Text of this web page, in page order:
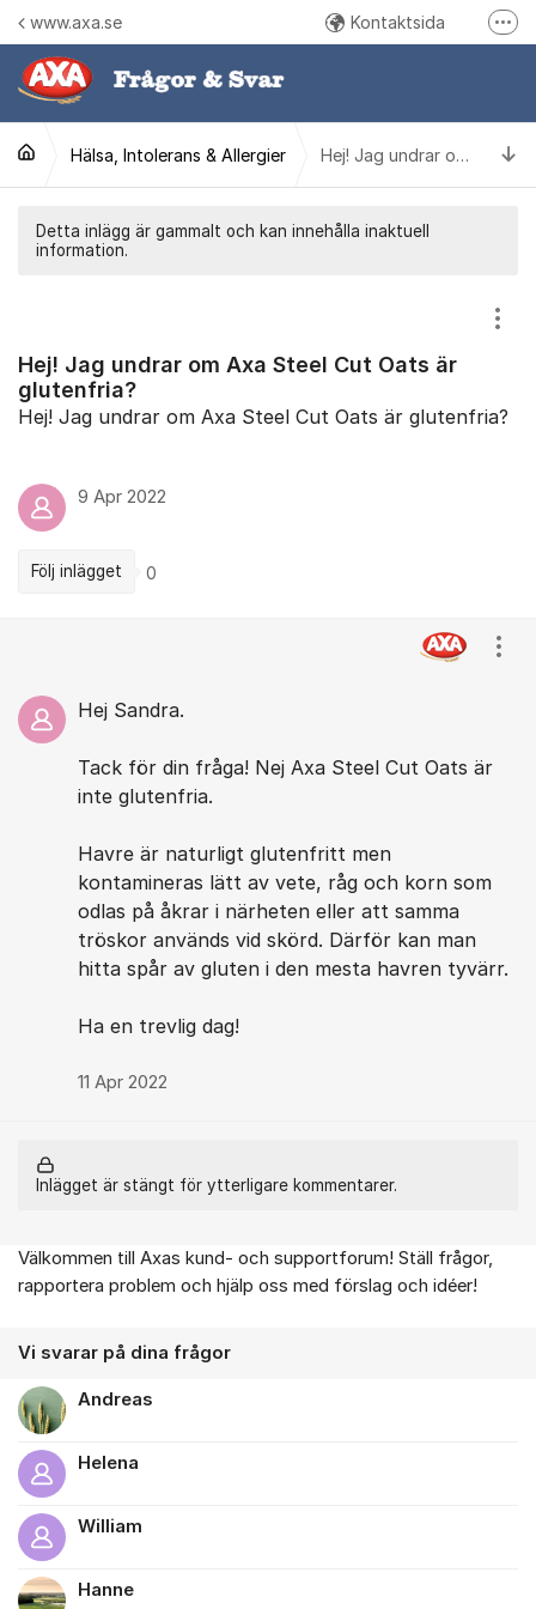
Hoppa till innehåll
www.axa.se Kontaktsida
Ring oss
Hälsa, Intolerans & Allergier Hej! Jag undrar om Axa Steel Cut Oats är glutenfria?
Detta inlägg är gammalt och kan innehålla inaktuell
information.
Hej! Jag undrar om Axa Steel Cut Oats är
glutenfria?
Hej! Jag undrar om Axa Steel Cut Oats är glutenfria?
9 Apr 2022
Följ inlägget 0
Hej Sandra.
Tack för din fråga! Nej Axa Steel Cut Oats är
inte glutenfria.
Havre är naturligt glutenfritt men
kontamineras lätt av vete, råg och korn som
odlas på åkrar i närheten eller att samma
tröskor används vid skörd. Därför kan man
hitta spår av gluten i den mesta havren tyvärr.
Ha en trevlig dag!
11 Apr 2022
Inlägget är stängt för ytterligare kommentarer.
Om forumet
Välkommen till Axas kund- och supportforum! Ställ frågor,
rapportera problem och hjälp oss med förslag och idéer!
Vi svarar på dina frågor
Andreas
Helena
William
Hanne